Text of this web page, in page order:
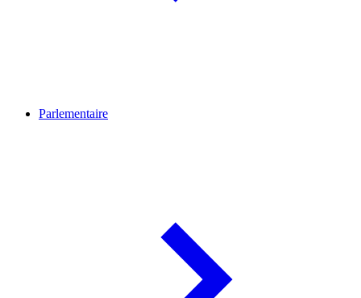
Parlementaire